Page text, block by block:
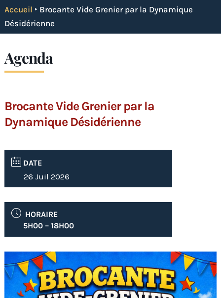
Accueil ‣ Brocante Vide Grenier par la Dynamique
Désidérienne
Agenda
Brocante Vide Grenier par la
Dynamique Désidérienne
DATE
26 Juil 2026
HORAIRE
5H00 – 18H00